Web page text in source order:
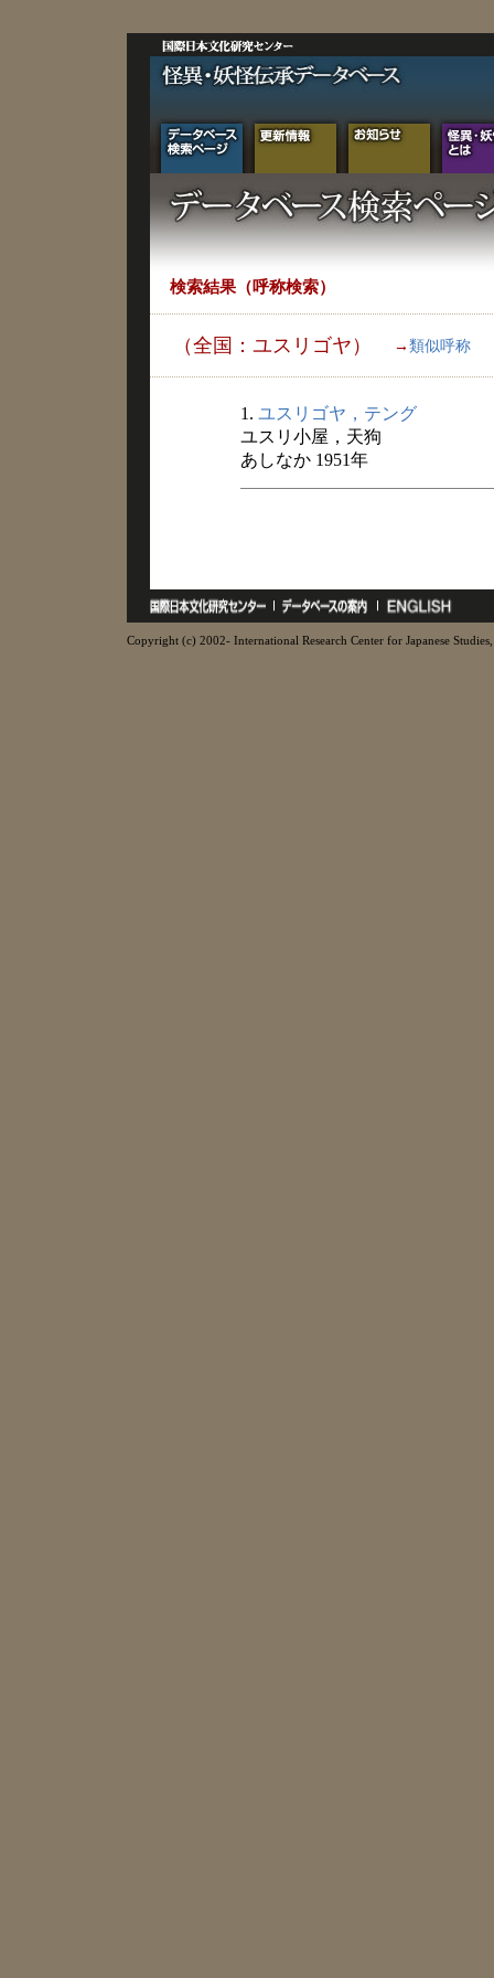
検索結果（呼称検索）
（全国：ユスリゴヤ） → 類似呼称
1. ユスリゴヤ，テング
ユスリ小屋，天狗
あしなか 1951年
Copyright (c) 2002- International Research Center for Japanese